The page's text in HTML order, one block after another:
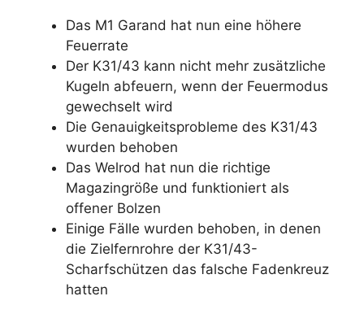
Das M1 Garand hat nun eine höhere
Feuerrate
Der K31/43 kann nicht mehr zusätzliche
Kugeln abfeuern, wenn der Feuermodus
gewechselt wird
Die Genauigkeitsprobleme des K31/43
wurden behoben
Das Welrod hat nun die richtige
Magazingröße und funktioniert als
offener Bolzen
Einige Fälle wurden behoben, in denen
die Zielfernrohre der K31/43-
Scharfschützen das falsche Fadenkreuz
hatten